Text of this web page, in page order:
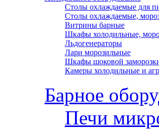
Столы охлаждаемые для
Столы охлаждаемые,
Витрины барные
Шкафы холодильные,
Льдогенераторы
Лари морозильные
Шкафы шоковой
Камеры холодильные и
Барное
Печи